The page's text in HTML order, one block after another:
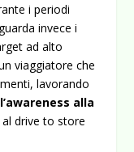
i periodi
invece i
ad alto
viaggiatore che
lavorando
alla
al drive to store